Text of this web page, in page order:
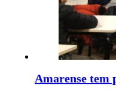
Amarense tem